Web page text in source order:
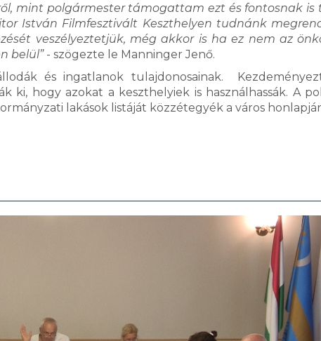
mint polgármester támogattam ezt és fontosnak is
István Filmfesztivált Keszthelyen tudnánk
veszélyeztetjük, még akkor is ha ez nem az
belül”- szögezte le Manninger Jenő.
és ingatlanok tulajdonosainak.
hogy azokat a keszthelyiek is használhassák. A
lakások listáját közzétegyék a város